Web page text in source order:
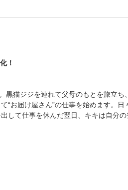
！
猫ジジを連れて父母のもとを旅立
お届け屋さん”の仕事を始めます。
て仕事を休んだ翌日、キキは自分